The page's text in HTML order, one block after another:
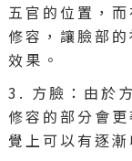
五官的位置，
修容，讓臉部
效果。
3. 方臉：由於
修容的部分會
覺上可以有逐